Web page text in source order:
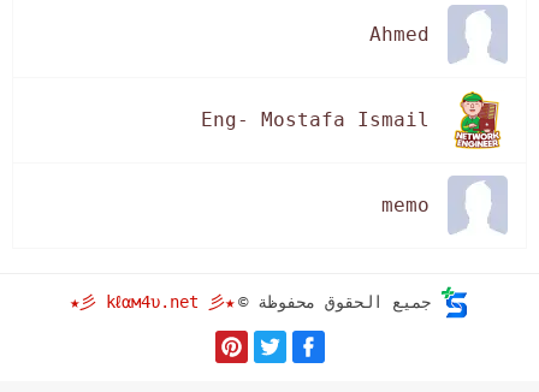
Ahmed
Eng- Mostafa Ismail
memo
جميع الحقوق محفوظة ©★彡 kℓαм4υ.net 彡★